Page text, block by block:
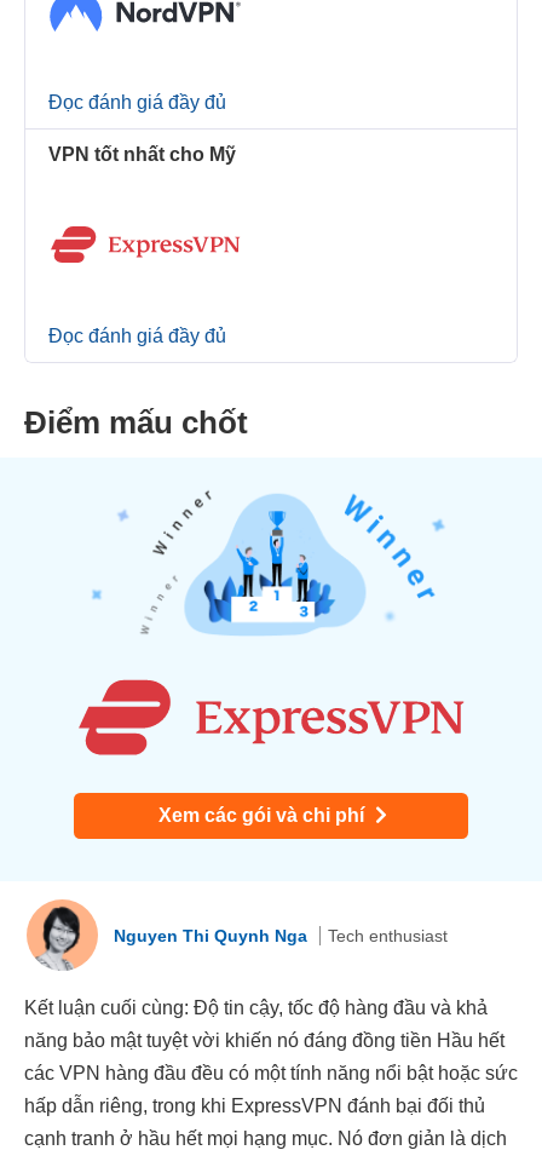
Đọc đánh giá đầy đủ
VPN tốt nhất cho Mỹ
Đọc đánh giá đầy đủ
Điểm mấu chốt
Xem các gói và chi phí
Nguyen Thi Quynh Nga Tech enthusiast
Kết luận cuối cùng: Độ tin cậy, tốc độ hàng đầu và khả
năng bảo mật tuyệt vời khiến nó đáng đồng tiền Hầu hết
các VPN hàng đầu đều có một tính năng nổi bật hoặc sức
hấp dẫn riêng, trong khi ExpressVPN đánh bại đối thủ
cạnh tranh ở hầu hết mọi hạng mục. Nó đơn giản là dịch